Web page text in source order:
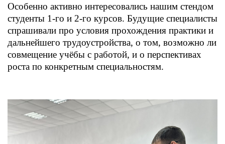
Особенно активно интересовались нашим стендом
студенты 1‑го и 2‑го курсов. Будущие специалисты
спрашивали про условия прохождения практики и
дальнейшего трудоустройства, о том, возможно ли
совмещение учёбы с работой, и о перспективах
роста по конкретным специальностям.